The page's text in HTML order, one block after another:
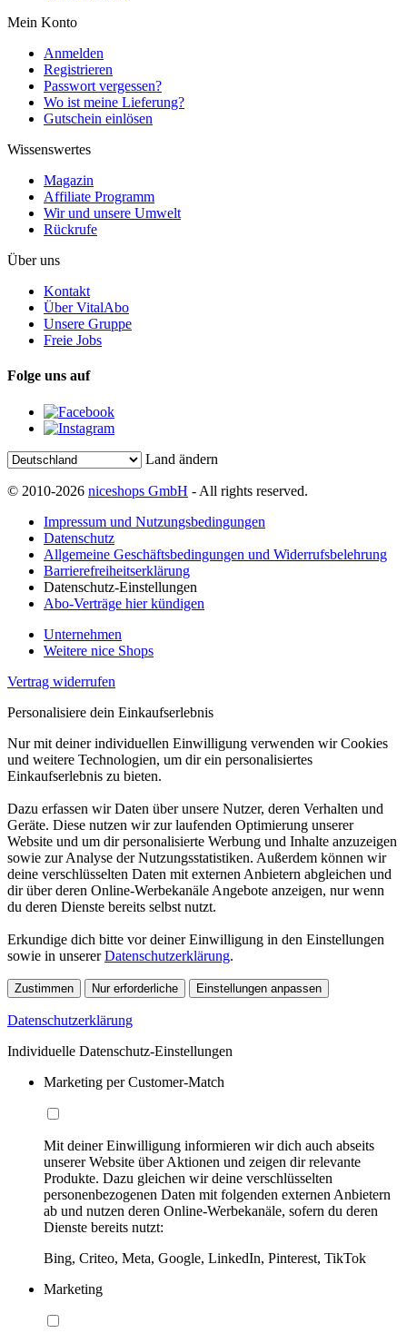
Mein Konto
Anmelden
Registrieren
Passwort vergessen?
Wo ist meine Lieferung?
Gutschein einlösen
Wissenswertes
Magazin
Affiliate Programm
Wir und unsere Umwelt
Rückrufe
Über uns
Kontakt
Über VitalAbo
Unsere Gruppe
Freie Jobs
Folge uns auf
Land ändern
© 2010-2026 niceshops GmbH - All rights reserved.
Impressum und Nutzungsbedingungen
Datenschutz
Allgemeine Geschäftsbedingungen und Widerrufsbelehrung
Barrierefreiheitserklärung
Datenschutz-Einstellungen
Abo-Verträge hier kündigen
Unternehmen
Weitere nice Shops
Vertrag widerrufen
Personalisiere dein Einkaufserlebnis
Nur mit deiner individuellen Einwilligung verwenden wir Cookies
und weitere Technologien, um dir ein personalisiertes
Einkaufserlebnis zu bieten.
Dazu erfassen wir Daten über unsere Nutzer, deren Verhalten und
Geräte. Diese nutzen wir zur laufenden Optimierung unserer
Website und um dir personalisierte Werbung und Inhalte anzuzeigen
sowie zur Analyse der Nutzungsstatistiken. Außerdem können wir
deine verschlüsselten Daten mit externen Anbietern abgleichen und
dir über deren Online-Werbekanäle Angebote anzeigen, nur wenn
du deren Dienste bereits selbst nutzt.
Erkundige dich bitte vor deiner Einwilligung in den Einstellungen
sowie in unsererDatenschutzerklärung.
Zustimmen Nur erforderliche Einstellungen anpassen
Datenschutzerklärung
Individuelle Datenschutz-Einstellungen
Marketing per Customer-Match
Mit deiner Einwilligung informieren wir dich auch abseits
unserer Website über Aktionen und zeigen dir relevante
Produkte. Dazu gleichen wir deine verschlüsselten
personenbezogenen Daten mit folgenden externen Anbietern
ab und nutzen deren Online-Werbekanäle, sofern du deren
Dienste bereits nutzt:
Bing, Criteo, Meta, Google, LinkedIn, Pinterest, TikTok
Marketing